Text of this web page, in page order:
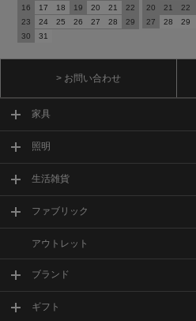
16
17 18 19 20 21
22
23
24 25 26 27 28
29
30
31
20
21 22
27
28 29
> お問い合わせ
家具
照明
生活雑貨
ファブリック
アウトレット
ブランド
ギフト